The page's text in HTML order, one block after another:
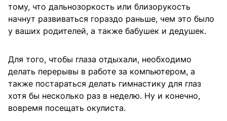
тому, что дальнозоркость или близорукость
начнут развиваться гораздо раньше, чем это было
у ваших родителей, а также бабушек и дедушек.
Для того, чтобы глаза отдыхали, необходимо
делать перерывы в работе за компьютером, а
также постараться делать гимнастику для глаз
хотя бы несколько раз в неделю. Ну и конечно,
вовремя посещать окулиста.